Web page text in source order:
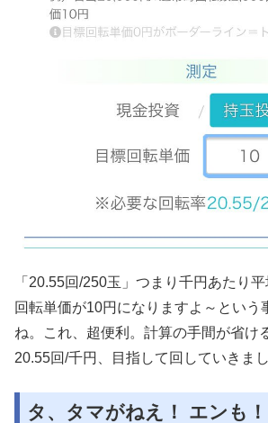
「20.55回/250玉」つまり千円あたり
回転単価が10円になりますよ～という
ね。これ、超便利。計算の手間が省け
20.55回/千円、目指して回していきまし
タ、タマがねえ！ エンも！